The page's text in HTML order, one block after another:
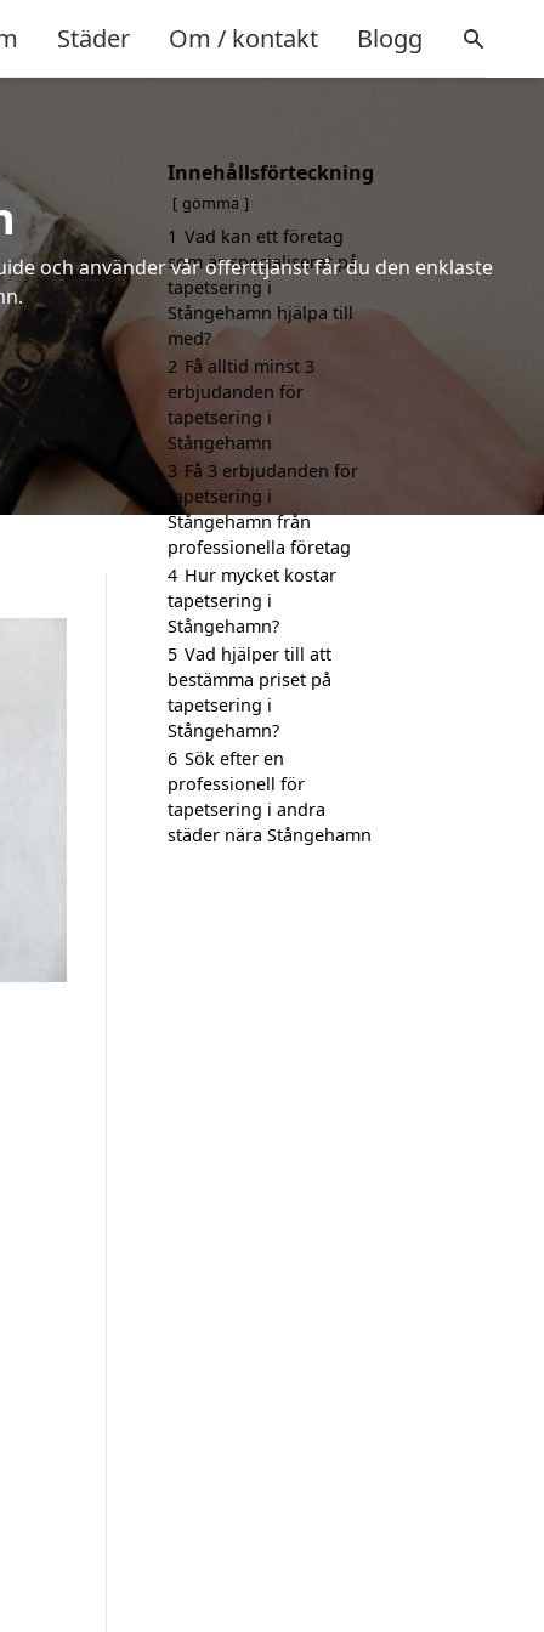
Städer Om / kontakt Blogg
och använder vår offerttjänst får du den enklaste
Innehållsförteckning
gömma
1 Vad kan ett företag
som är specialiserat på
tapetsering i
Stångehamn hjälpa till
med?
2 Få alltid minst 3
erbjudanden för
tapetsering i
Stångehamn
3 Få 3 erbjudanden för
tapetsering i
Stångehamn från
professionella företag
4 Hur mycket kostar
tapetsering i
Stångehamn?
5 Vad hjälper till att
bestämma priset på
tapetsering i
Stångehamn?
6 Sök efter en
professionell för
tapetsering i andra
städer nära Stångehamn